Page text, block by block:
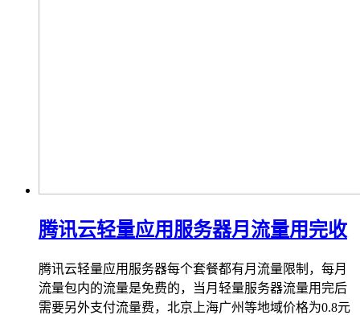
腾讯云轻量应用服务器月流量用完收
腾讯云轻量应用服务器每个套餐都有月流量限制，每月
流量包内的流量是免费的，当月轻量服务器流量用完后
需要另外支付流量费，北京上海广州等地域价格为0.8元